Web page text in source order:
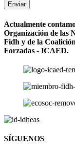
Enviar
Actualmente
Organización de las
Fidh y de la
Forzadas - ICAED.
SÍGUENOS